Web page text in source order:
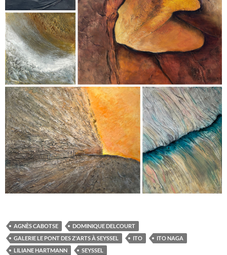
AGNÈS CABOTSE
DOMINIQUE DELCOURT
GALERIE LE PONT DES Z'ARTS À SEYSSEL
ITO
ITO NAGA
LILIANE HARTMANN
SEYSSEL